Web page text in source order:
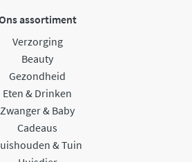
assortiment
Verzorging
Beauty
Gezondheid
Eten & Drinken
Zwanger & Baby
Cadeaus
& Tuin